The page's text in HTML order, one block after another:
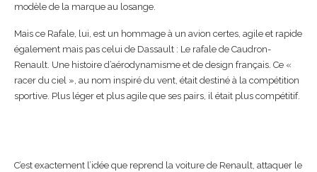
modèle de la marque au losange.
Mais ce Rafale, lui, est un hommage à un avion certes, agile et rapide
également mais pas celui de Dassault : Le rafale de Caudron-
Renault. Une histoire d’aérodynamisme et de design français. Ce «
racer du ciel », au nom inspiré du vent, était destiné à la compétition
sportive. Plus léger et plus agile que ses pairs, il était plus compétitif.
C’est exactement l’idée que reprend la voiture de Renault, attaquer le